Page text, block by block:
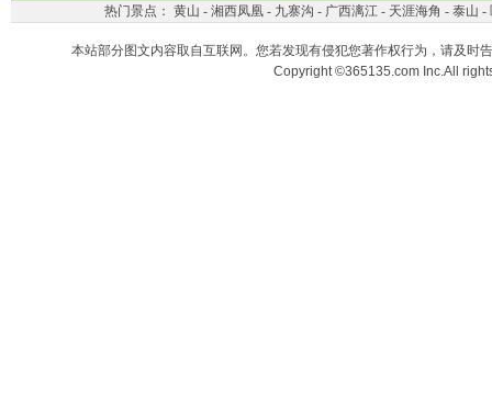
热门景点： 黄山 - 湘西凤凰- 九寨沟 - 广西漓江- 天涯海角 - 泰山 -
本站部分图文内容取自互联网。您若发现有侵犯您著作权行为，请及时
Copyright ©365135.com Inc.All